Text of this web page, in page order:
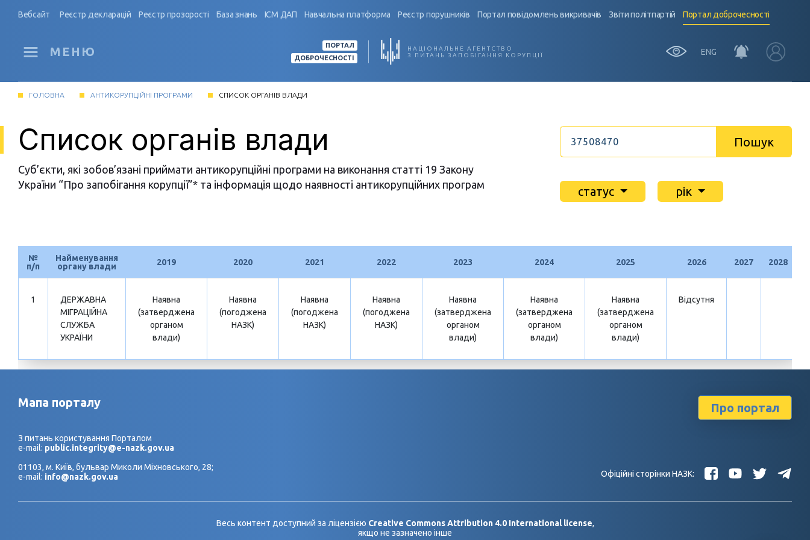
Вебсайт Реєстр декларацій Реєстр прозорості База знань ІСМ ДАП Навчальна платформа Реєстр порушників Портал повідомлень викривачів Звіти політпартій Портал доброчесності
МЕНЮ
ПОРТАЛ
ДОБРОЧЕСНОСТІ
НАЦІОНАЛЬНЕ АГЕНТСТВО
З ПИТАНЬ ЗАПОБІГАННЯ КОРУПЦІЇ
ENG
ГОЛОВНА АНТИКОРУПЦІЙНІ ПРОГРАМИ СПИСОК ОРГАНІВ ВЛАДИ
Список органів влади
Суб’єкти, які зобов’язані приймати антикорупційні програми на виконання статті 19 Закону
України “Про запобігання корупції”* та інформація щодо наявності антикорупційних програм
Пошук
статус рік
№
п/п
Найменування
органу влади
2019 2020 2021 2022 2023 2024 2025 2026 2027 2028
1
ДЕРЖАВНА
МІГРАЦІЙНА
СЛУЖБА
УКРАЇНИ
Наявна
(затверджена
органом
влади)
Наявна
(погоджена
НАЗК)
Наявна
(погоджена
НАЗК)
Наявна
(погоджена
НАЗК)
Наявна
(затверджена
органом
влади)
Наявна
(затверджена
органом
влади)
Наявна
(затверджена
органом
влади)
Відсутня
Мапа порталу
З питань користування Порталом
e-mail: public.integrity@e-nazk.gov.ua
01103, м. Київ, бульвар Миколи Міхновського, 28;
e-mail: info@nazk.gov.ua
Про портал
Офіційні сторінки НАЗК:
Весь контент доступний за ліцензією Creative Commons Attribution 4.0 International license,
якщо не зазначено інше